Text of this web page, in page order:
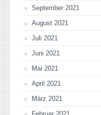
September 2021
August 2021
Juli 2021
Juni 2021
Mai 2021
April 2021
März 2021